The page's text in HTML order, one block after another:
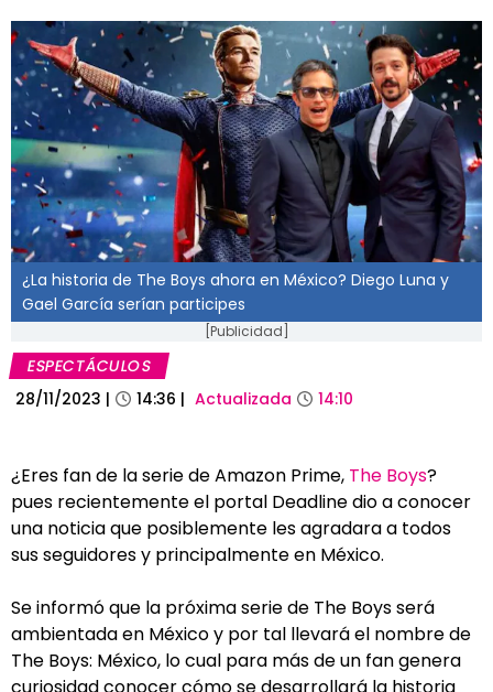
¿La historia de The Boys ahora en México? Diego Luna y
Gael García serían participes
[Publicidad]
ESPECTÁCULOS
28/11/2023 | 14:36 | Actualizada 14:10
¿Eres fan de la serie de Amazon Prime, The Boys?
pues recientemente el portal Deadline dio a conocer
una noticia que posiblemente les agradara a todos
sus seguidores y principalmente en México.
Se informó que la próxima serie de The Boys será
ambientada en México y por tal llevará el nombre de
The Boys: México, lo cual para más de un fan genera